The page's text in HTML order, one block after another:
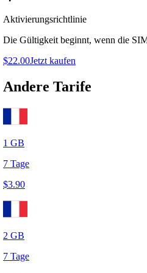
Aktivierungsrichtlinie
Die Gültigkeit beginnt, wenn die
$22.00Jetzt kaufen
Andere Tarife
1 GB
7 Tage
$3.90
2 GB
7 Tage